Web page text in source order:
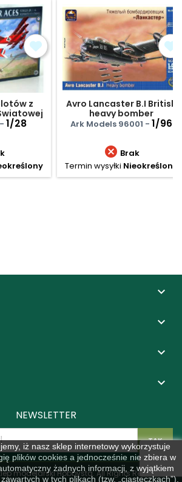
z
1/28
Avro Lancaster B.I British
heavy bomber
Ark Models 96001 - 1/96
 Brak
Termin wysyłki Nieokreślony




iż nasz sklep internetowy wykorzystuje
plików cookies a jednocześnie nie zbiera w
żadnych informacji, z wyjątkiem
w tych plikach (tzw. „ciasteczkach”).
NEWSLETTER
modelarski Hobbysta. All Rights Reserved.